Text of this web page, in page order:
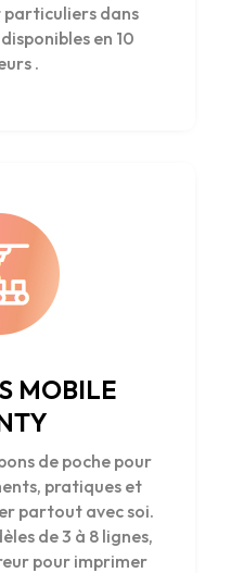
particuliers dans
en 10
.
MOBILE
de poche pour
pratiques et
partout avec soi.
de 3 à 8 lignes,
pour imprimer